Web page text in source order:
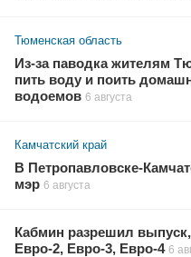
Тюменская область
Из-за паводка жителям
пить воду и поить
водоемов 6 августа
Камчатский край
В Петропавловске-
мэр 6 августа
Кабмин разрешил
Евро-2, Евро-3, Евро-4 6